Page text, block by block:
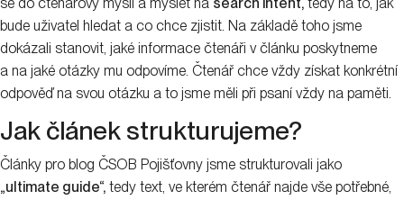
bude uživatel hledat a co chce zjistit. Na základě toho jsme
dokázali stanovit, jaké informace čtenáři v článku poskytneme
a na jaké otázky mu odpovíme. Čtenář chce vždy získat konkrétní
odpověď na svou otázku a to jsme měli při psaní vždy na paměti.
Jak článek strukturujeme?
Články pro blog ČSOB Pojišťovny jsme strukturovali jako
„ultimate guide“, tedy text, ve kterém čtenář najde vše potřebné,